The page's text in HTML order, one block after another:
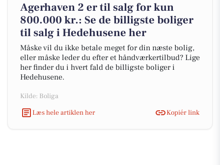
Agerhaven 2 er til salg for kun
800.000 kr.: Se de billigste boliger
til salg i Hedehusene her
Måske vil du ikke betale meget for din næste bolig,
eller måske leder du efter et håndværkertilbud? Lige
her finder du i hvert fald de billigste boliger i
Hedehusene.
Kilde: Boliga
Læs hele artiklen her
Kopiér link